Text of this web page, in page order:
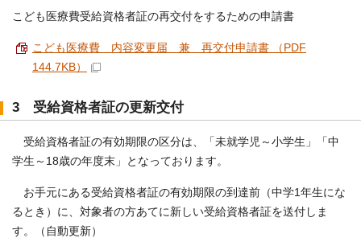
こども医療費受給資格者証の再交付をするための申請書
こども医療費 内容変更届 兼 再交付申請書 （PDF
144.7KB）
3 受給資格者証の更新交付
受給資格者証の有効期限の区分は、「未就学児～小学生」「中
学生～18歳の年度末」となっております。
お手元にある受給資格者証の有効期限の到達前（中学1年生にな
るとき）に、対象者の方あてに新しい受給資格者証を送付しま
す。（自動更新）